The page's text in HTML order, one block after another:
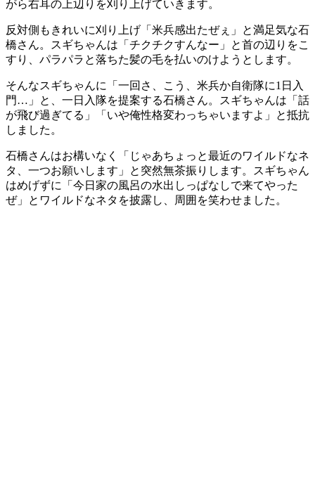
がら右耳の上辺りを刈り上げていきます。
反対側もきれいに刈り上げ「米兵感出たぜぇ」と満足気な石
橋さん。スギちゃんは「チクチクすんなー」と首の辺りをこ
すり、パラパラと落ちた髪の毛を払いのけようとします。
そんなスギちゃんに「一回さ、こう、米兵か自衛隊に1日入
門…」と、一日入隊を提案する石橋さん。スギちゃんは「話
が飛び過ぎてる」「いや俺性格変わっちゃいますよ」と抵抗
しました。
石橋さんはお構いなく「じゃあちょっと最近のワイルドなネ
タ、一つお願いします」と突然無茶振りします。スギちゃん
はめげずに「今日家の風呂の水出しっぱなしで来てやった
ぜ」とワイルドなネタを披露し、周囲を笑わせました。